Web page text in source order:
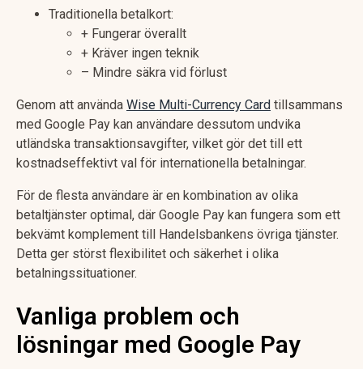
Traditionella betalkort:
+ Fungerar överallt
+ Kräver ingen teknik
– Mindre säkra vid förlust
Genom att använda Wise Multi-Currency Card tillsammans
med Google Pay kan användare dessutom undvika
utländska transaktionsavgifter, vilket gör det till ett
kostnadseffektivt val för internationella betalningar.
För de flesta användare är en kombination av olika
betaltjänster optimal, där Google Pay kan fungera som ett
bekvämt komplement till Handelsbankens övriga tjänster.
Detta ger störst flexibilitet och säkerhet i olika
betalningssituationer.
Vanliga problem och
lösningar med Google Pay